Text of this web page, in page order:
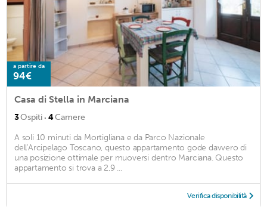
a partire da
94€
Casa di Stella in Marciana
3Ospiti · 4Camere
A soli 10 minuti da Mortigliana e da Parco Nazionale
dell'Arcipelago Toscano, questo appartamento gode davvero di
una posizione ottimale per muoversi dentro Marciana. Questo
appartamento si trova a 2,9 ...
Verifica disponibilità